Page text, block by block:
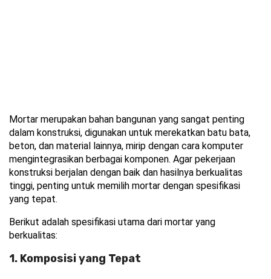
Mortar merupakan bahan bangunan yang sangat penting
dalam konstruksi, digunakan untuk merekatkan batu bata,
beton, dan material lainnya, mirip dengan cara komputer
mengintegrasikan berbagai komponen. Agar pekerjaan
konstruksi berjalan dengan baik dan hasilnya berkualitas
tinggi, penting untuk memilih mortar dengan spesifikasi
yang tepat.
Berikut adalah spesifikasi utama dari mortar yang
berkualitas:
1. Komposisi yang Tepat